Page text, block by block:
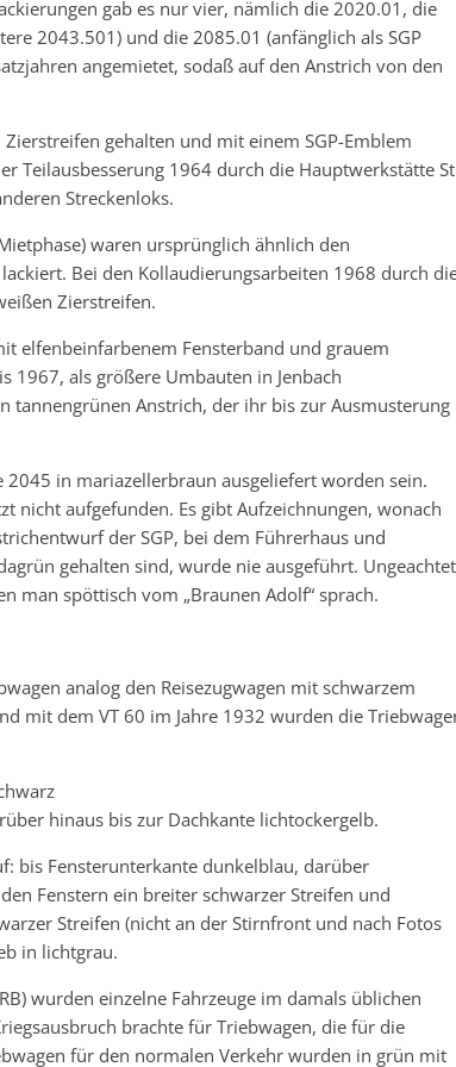
gab es nur vier, nämlich die 2020.01, die
2043.501) und die 2085.01 (anfänglich als SGP
angemietet, sodaß auf den Anstrich von den
gehalten und mit einem SGP-Emblem
Teilausbesserung 1964 durch die Hauptwerkstätte
Streckenloks.
waren ursprünglich ähnlich den
Bei den Kollaudierungsarbeiten 1968 durch
Zierstreifen.
elfenbeinfarbenem Fensterband und grauem
1967, als größere Umbauten in Jenbach
tannengrünen Anstrich, der ihr bis zur Ausmusterung
2045 in mariazellerbraun ausgeliefert worden sein.
nicht aufgefunden. Es gibt Aufzeichnungen, wonach
der SGP, bei dem Führerhaus und
gehalten sind, wurde nie ausgeführt. Ungeachtet
man spöttisch vom „Braunen Adolf“ sprach.
analog den Reisezugwagen mit schwarzem
mit dem VT 60 im Jahre 1932 wurden die
hinaus bis zur Dachkante lichtockergelb.
bis Fensterunterkante dunkelblau, darüber
Fenstern ein breiter schwarzer Streifen und
Streifen (nicht an der Stirnfront und nach Fotos
in lichtgrau.
wurden einzelne Fahrzeuge im damals üblichen
brachte für Triebwagen, die für die
für den normalen Verkehr wurden in grün mit